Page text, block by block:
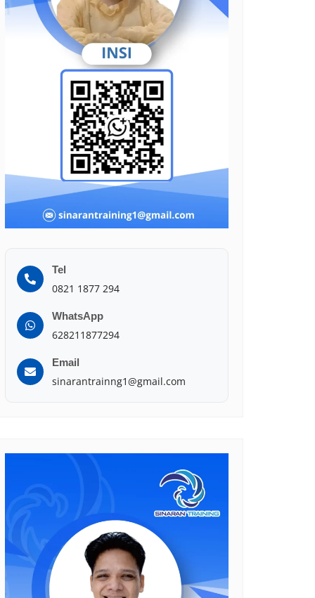
Tel
0821 1877 294
WhatsApp
628211877294
Email
sinarantrainng1@gmail.com